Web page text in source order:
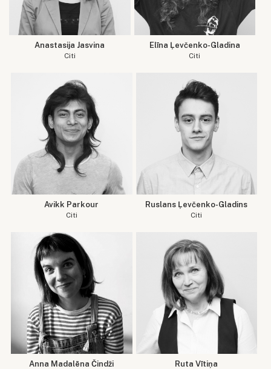
Anastasija Jasvina
Citi
Elīna Ļevčenko-Gladina
Citi
Avikk Parkour
Citi
Ruslans Ļevčenko-Gladins
Citi
Anna Madalēna Čindži Ruta Vītiņa